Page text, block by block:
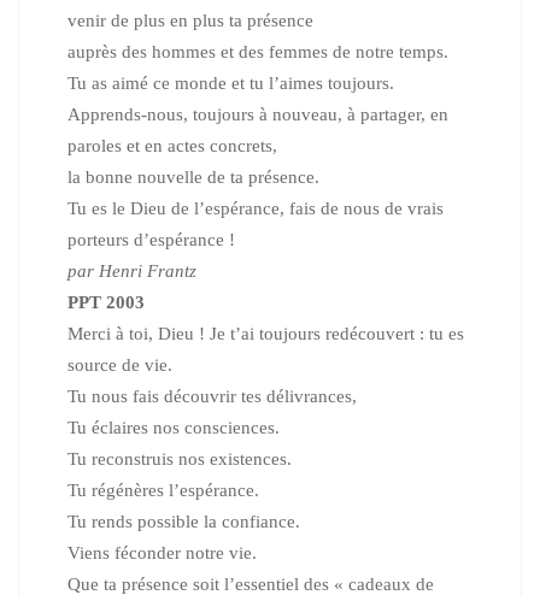
venir de plus en plus ta présence
auprès des hommes et des femmes de notre temps.
Tu as aimé ce monde et tu l’aimes toujours.
Apprends-nous, toujours à nouveau, à partager, en
paroles et en actes concrets,
la bonne nouvelle de ta présence.
Tu es le Dieu de l’espérance, fais de nous de vrais
porteurs d’espérance !
par Henri Frantz
PPT 2003
Merci à toi, Dieu ! Je t’ai toujours redécouvert : tu es
source de vie.
Tu nous fais découvrir tes délivrances,
Tu éclaires nos consciences.
Tu reconstruis nos existences.
Tu régénères l’espérance.
Tu rends possible la confiance.
Viens féconder notre vie.
Que ta présence soit l’essentiel des « cadeaux de